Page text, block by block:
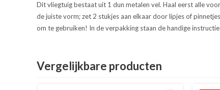
Dit vliegtuig bestaat uit 1 dun metalen vel. Haal eerst alle
de juiste vorm; zet 2 stukjes aan elkaar door lipjes of
om te gebruiken! In de verpakking staan de handige
Vergelijkbare producten